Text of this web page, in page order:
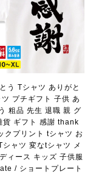
う Tシャツ ありがと
ツ プチギフト 子供 あ
粗品 先生 退職 親 グ
貨 ギフト 感謝 thank
クプリント tシャツ お
シャツ 変なtシャツ メ
ィース キッズ 子供服
/ ショートプレート